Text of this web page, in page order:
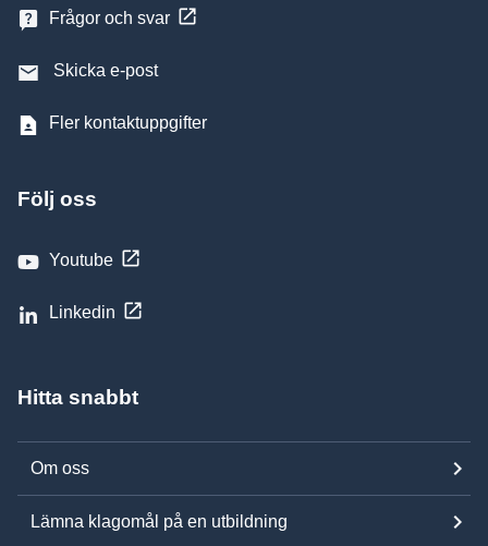
Frågor och svar
Skicka e-post
Fler kontaktuppgifter
Följ oss
Youtube
Linkedin
Hitta snabbt
Om oss
Lämna klagomål på en utbildning